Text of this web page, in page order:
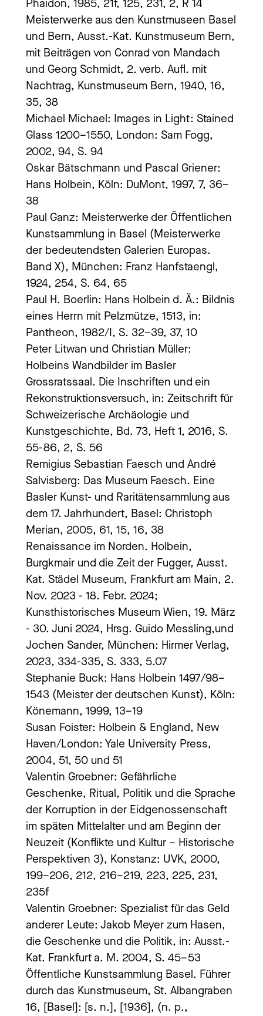
Phaidon, 1985, 21f, 125, 231, 2, R 14
Meisterwerke aus den Kunstmuseen Basel
und Bern, Ausst.-Kat. Kunstmuseum Bern,
mit Beiträgen von Conrad von Mandach
und Georg Schmidt, 2. verb. Aufl. mit
Nachtrag, Kunstmuseum Bern, 1940, 16,
35, 38
Michael Michael: Images in Light: Stained
Glass 1200–1550, London: Sam Fogg,
2002, 94, S. 94
Oskar Bätschmann und Pascal Griener:
Hans Holbein, Köln: DuMont, 1997, 7, 36–
38
Paul Ganz: Meisterwerke der Öffentlichen
Kunstsammlung in Basel (Meisterwerke
der bedeutendsten Galerien Europas.
Band X), München: Franz Hanfstaengl,
1924, 254, S. 64, 65
Paul H. Boerlin: Hans Holbein d. Ä.: Bildnis
eines Herrn mit Pelzmütze, 1513, in:
Pantheon, 1982/I, S. 32–39, 37, 10
Peter Litwan und Christian Müller:
Holbeins Wandbilder im Basler
Grossratssaal. Die Inschriften und ein
Rekonstruktionsversuch, in: Zeitschrift für
Schweizerische Archäologie und
Kunstgeschichte, Bd. 73, Heft 1, 2016, S.
55-86, 2, S. 56
Remigius Sebastian Faesch und André
Salvisberg: Das Museum Faesch. Eine
Basler Kunst- und Raritätensammlung aus
dem 17. Jahrhundert, Basel: Christoph
Merian, 2005, 61, 15, 16, 38
Renaissance im Norden. Holbein,
Burgkmair und die Zeit der Fugger, Ausst.
Kat. Städel Museum, Frankfurt am Main, 2.
Nov. 2023 - 18. Febr. 2024;
Kunsthistorisches Museum Wien, 19. März
- 30. Juni 2024, Hrsg. Guido Messling,und
Jochen Sander, München: Hirmer Verlag,
2023, 334-335, S. 333, 5.07
Stephanie Buck: Hans Holbein 1497/98–
1543 (Meister der deutschen Kunst), Köln:
Könemann, 1999, 13–19
Susan Foister: Holbein & England, New
Haven/London: Yale University Press,
2004, 51, 50 und 51
Valentin Groebner: Gefährliche
Geschenke, Ritual, Politik und die Sprache
der Korruption in der Eidgenossenschaft
im späten Mittelalter und am Beginn der
Neuzeit (Konflikte und Kultur – Historische
Perspektiven 3), Konstanz: UVK, 2000,
199–206, 212, 216–219, 223, 225, 231,
235f
Valentin Groebner: Spezialist für das Geld
anderer Leute: Jakob Meyer zum Hasen,
die Geschenke und die Politik, in: Ausst.-
Kat. Frankfurt a. M. 2004, S. 45–53
Öffentliche Kunstsammlung Basel. Führer
durch das Kunstmuseum, St. Albangraben
16, [Basel]: [s. n.], [1936], (n. p.,